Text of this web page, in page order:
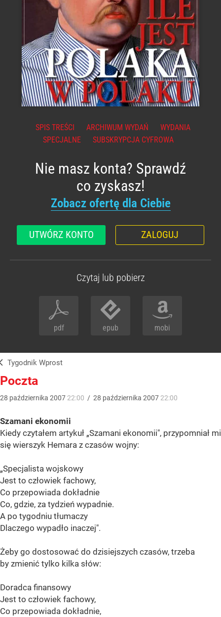
SPIS TREŚCI ARCHIWUM WYDAŃ
WYDANIA
SPECJALNE
SUBSKRYPCJA CYFROWA
Nie masz konta? Sprawdź
co zyskasz!
Zobacz ofertę dla Ciebie
UTWÓRZ KONTO ZALOGUJ
Czytaj lub pobierz
pdf epub mobi
Tygodnik Wprost
Poczta
28 października 2007 22:00 / 28 października 2007 22:00
Szamani ekonomii
Kiedy czytałem artykuł „Szamani ekonomii", przypomniał mi
się wierszyk Hemara z czasów wojny:
„Specjalista wojskowy
Jest to człowiek fachowy,
Co przepowiada dokładnie
Co, gdzie, za tydzień wypadnie.
A po tygodniu tłumaczy
Dlaczego wypadło inaczej".
Żeby go dostosować do dzisiejszych czasów, trzeba
by zmienić tylko kilka słów:
Doradca finansowy
Jest to człowiek fachowy,
Co przepowiada dokładnie,